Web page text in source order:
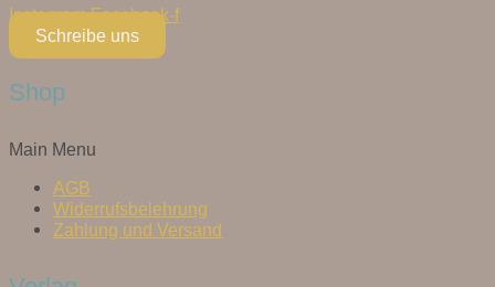
Instagram Facebook-f
Schreibe uns
Shop
Main Menu
AGB
Widerrufsbelehrung
Zahlung und Versand